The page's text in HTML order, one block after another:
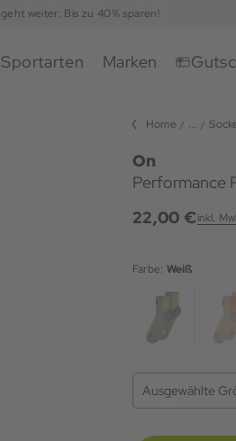
geht weiter: Bis zu 40% sparen!
Sportarten Marken
Home ...
On
Performance
22,00 €inkl.
Farbe: Weiß
Ausgewählte